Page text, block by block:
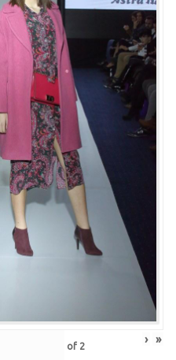
of 2 › »